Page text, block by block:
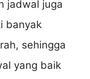
jadwal juga
banyak
sehingga
yang baik